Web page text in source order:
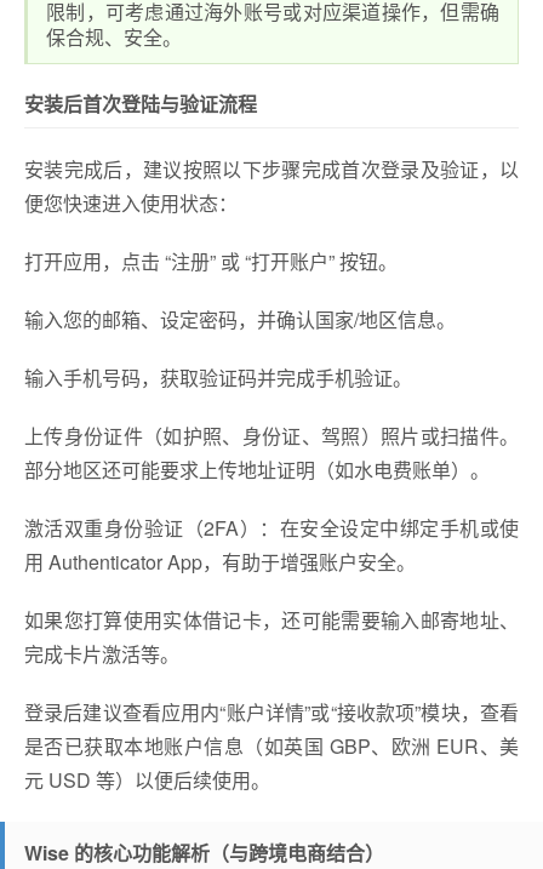
限制，可考虑通过海外账号或对应渠道操作，但需确
保合规、安全。
安装后首次登陆与验证流程
安装完成后，建议按照以下步骤完成首次登录及验证，以
便您快速进入使用状态：
打开应用，点击 “注册” 或 “打开账户” 按钮。
输入您的邮箱、设定密码，并确认国家/地区信息。
输入手机号码，获取验证码并完成手机验证。
上传身份证件（如护照、身份证、驾照）照片或扫描件。
部分地区还可能要求上传地址证明（如水电费账单）。
激活双重身份验证（2FA）：在安全设定中绑定手机或使
用 Authenticator App，有助于增强账户安全。
如果您打算使用实体借记卡，还可能需要输入邮寄地址、
完成卡片激活等。
登录后建议查看应用内“账户详情”或“接收款项”模块，查看
是否已获取本地账户信息（如英国 GBP、欧洲 EUR、美
元 USD 等）以便后续使用。
Wise 的核心功能解析（与跨境电商结合）